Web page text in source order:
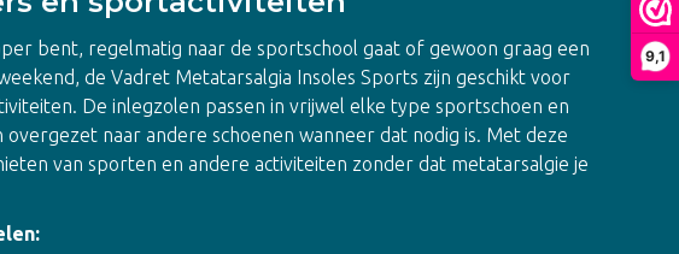
9,1
bent, regelmatig naar de sportschool gaat of gewoon graag een
de Vadret Metatarsalgia Insoles Sports zijn geschikt voor
De inlegzolen passen in vrijwel elke type sportschoen en
overgezet naar andere schoenen wanneer dat nodig is. Met deze
van sporten en andere activiteiten zonder dat metatarsalgie je